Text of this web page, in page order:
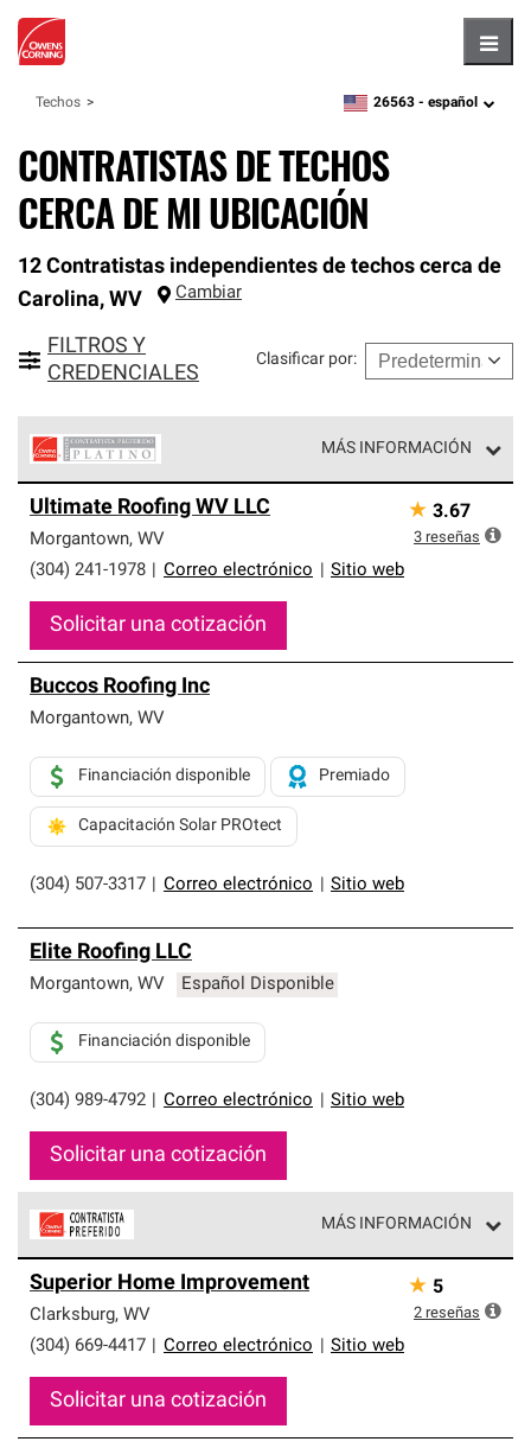
Techos zipcode,language
26563 - español
CONTRATISTAS DE TECHOS
CERCA DE MI UBICACIÓN
12 Contratistas independientes de techos cerca de
Carolina, WV Cambiar
FILTROS Y
CREDENCIALES
Clasificar por:
MÁS INFORMACIÓN
Corning constituyen el nivel superior de nuestra red
exclusiva y cumplen con estándares estrictos de
profesionalismo, confiabilidad y destreza incomparable.
Solo ellos pueden ofrecer nuestra mejor garantía de
sistemas de techos.
Ultimate Roofing WV LLC
Morgantown, WV
(304) 241-1978
Correo electrónico Sitio web
Solicitar una cotización
★ 3.67
3 reseñas
Buccos Roofing Inc
Morgantown, WV
(304) 507-3317 Correo electrónico Sitio web
Financiación disponible Premiado
Capacitación Solar PROtect
Elite Roofing LLC
Morgantown, WV Español Disponible
(304) 989-4792 Correo electrónico Sitio web
Financiación disponible
Solicitar una cotización
MÁS INFORMACIÓN
parte de una red exclusiva de profesionales de techos
que cumplen con altos estándares y requisitos estrictos
de profesionalismo y confiabilidad.
Superior Home Improvement
Clarksburg, WV
(304) 669-4417
Correo electrónico Sitio web
Solicitar una cotización
★ 5
2 reseñas